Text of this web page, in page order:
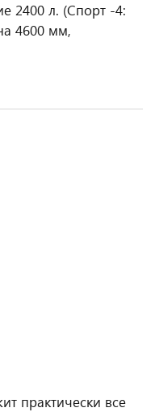
2400 л. (Спорт -4:
4600 мм,
практически все